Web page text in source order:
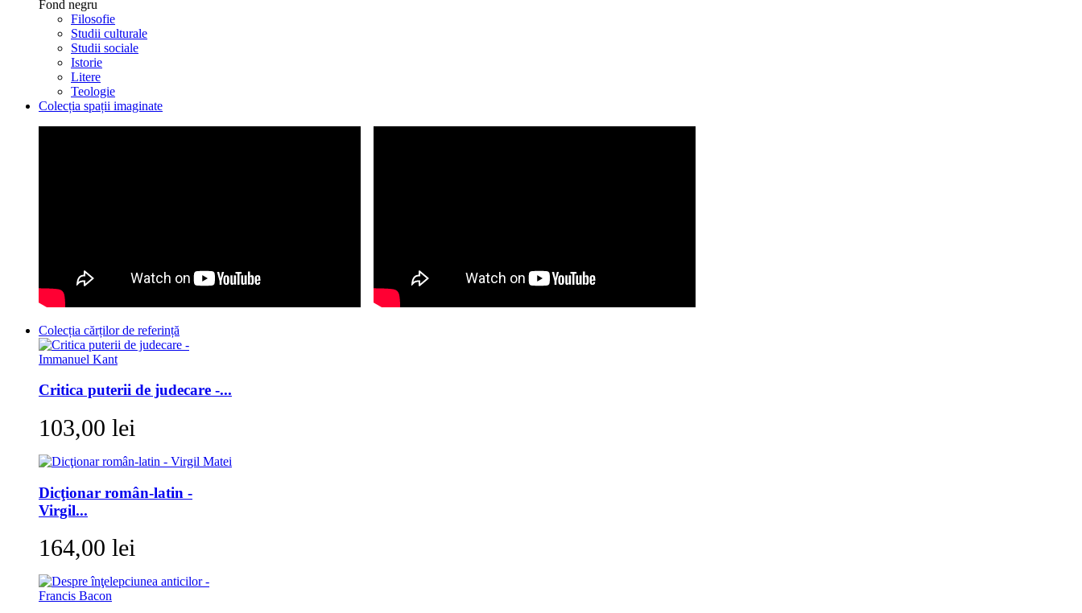
Fond negru
Filosofie
Studii culturale
Studii sociale
Istorie
Litere
Teologie
Colecția spații imaginate
Colecția cărților de referință
Critica puterii de judecare -...
103,00 lei
Dicţionar român-latin -
Virgil...
164,00 lei